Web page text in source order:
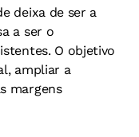
deixa de ser a
a ser o
O objetivo
ampliar a
margens